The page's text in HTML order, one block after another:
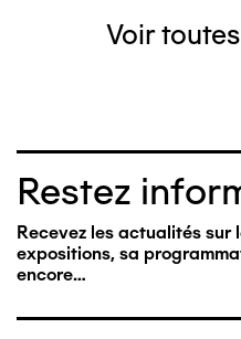
Voir
Restez
Recevez les actualités sur
expositions, sa
encore…